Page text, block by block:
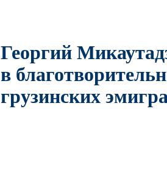
Георгий
в
грузинских